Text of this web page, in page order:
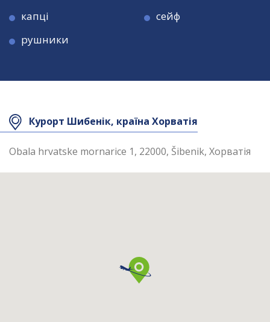
капці
рушники
сейф
Площа номера
Курорт Шибенік, країна Хорватія
Obala hrvatske mornarice 1, 22000, Šibenik, Хорватія